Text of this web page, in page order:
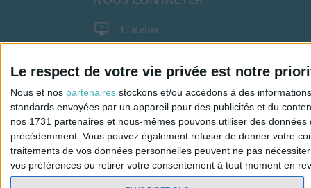
Le respect de votre vie privée est notre
Nous et nos partenaires stockons et/ou accédons à des
standards envoyées par un appareil pour des publicités et du
nos 1731 partenaires et nous-mêmes pouvons utiliser des
précédemment. Vous pouvez également refuser de donner votre
traitements de vos données personnelles peuvent ne pas
vos préférences ou retirer votre consentement à tout moment en
L'atelier
Candes Saint Martin
02.47.98.05.54
contact@interieurlumiere.com